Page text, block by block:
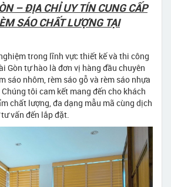
– ĐỊA CHỈ UY TÍN CUNG CẤP
SÁO CHẤT LƯỢNG TẠI
trong lĩnh vực thiết kế và thi công
Gòn tự hào là đơn vị hàng đầu chuyên
sáo nhôm, rèm sáo gỗ và rèm sáo nhựa
tôi cam kết mang đến cho khách
chất lượng, đa dạng mẫu mã cùng dịch
vấn đến lắp đặt.